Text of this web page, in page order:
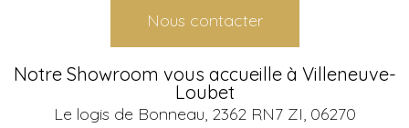
Nous contacter
Notre Showroom vous accueille à Villeneuve-
Loubet
Le logis de Bonneau, 2362 RN7 ZI, 06270